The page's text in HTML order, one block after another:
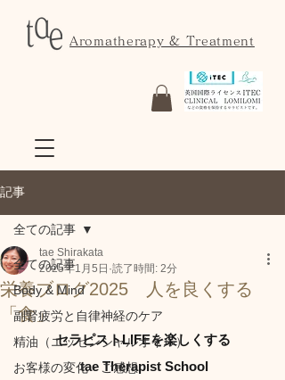
Aromatherapy & Treatment
記事
全ての記事
Body & Mind
副腎疲労と自律神経のケア
精油（エッセンシャルオイル）
お客様の変化・ご感想
全ての記事
栄養ブログ2025 人を良くする
「食」
tae Shirakata
2025年1月5日 読了時間: 2分
セラピストLIFEを楽しくする
tae Therapist School